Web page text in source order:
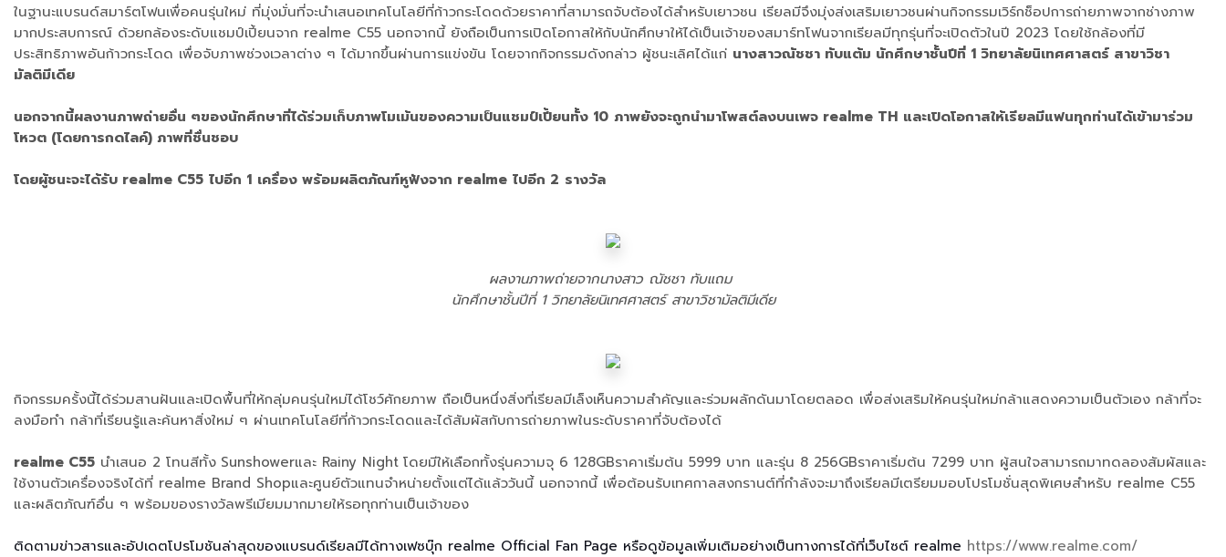
ในฐานะแบรนด์สมาร์ตโฟนเพื่อคนรุ่นใหม่ ที่มุ่งมั่นที่จะนำเสนอเทคโนโลยีที่ก้าวกระโดดด้วยราคาที่สามารถจับต้องได้สำหรับเยาวชน เรียลมีจึงมุ่งส่งเสริมเยาวชนผ่านกิจกรรมเวิร์กช็อปการถ่ายภาพจากช่างภาพ
มากประสบการณ์ ด้วยกล้องระดับแชมป์เปี้ยนจาก realme C55 นอกจากนี้ ยังถือเป็นการเปิดโอกาสให้กับนักศึกษาให้ได้เป็นเจ้าของสมาร์ทโฟนจากเรียลมีทุกรุ่นที่จะเปิดตัวในปี 2023 โดยใช้กล้องที่มี
ประสิทธิภาพอันก้าวกระโดด เพื่อจับภาพช่วงเวลาต่าง ๆ ได้มากขึ้นผ่านการแข่งขัน โดยจากกิจกรรมดังกล่าว ผู้ชนะเลิศได้แก่ นางสาวณัชชา ทับแต้ม นักศึกษาชั้นปีที่ 1 วิทยาลัยนิเทศศาสตร์ สาขาวิชา
มัลติมีเดีย
นอกจากนี้ผลงานภาพถ่ายอื่น ๆของนักศึกษาที่ได้ร่วมเก็บภาพโมเม้นของความเป็นแชมป์เปี้ยนทั้ง 10 ภาพยังจะถูกนำมาโพสต์ลงบนเพจ realme TH และเปิดโอกาสให้เรียลมีแฟนทุกท่านได้เข้ามาร่วม
โหวต (โดยการกดไลค์) ภาพที่ชื่นชอบ
โดยผู้ชนะจะได้รับ realme C55 ไปอีก 1 เครื่อง พร้อมผลิตภัณฑ์หูฟังจาก realme ไปอีก 2 รางวัล
ผลงานภาพถ่ายจากนางสาว ณัชชา ทับแถม
นักศึกษาชั้นปีที่ 1 วิทยาลัยนิเทศศาสตร์ สาขาวิชามัลติมีเดีย
กิจกรรมครั้งนี้ได้ร่วมสานฝันและเปิดพื้นที่ให้กลุ่มคนรุ่นใหม่ได้โชว์ศักยภาพ ถือเป็นหนึ่งสิ่งที่เรียลมีเล็งเห็นความสำคัญและร่วมผลักดันมาโดยตลอด เพื่อส่งเสริมให้คนรุ่นใหม่กล้าแสดงความเป็นตัวเอง กล้าที่จะ
ลงมือทำ กล้าที่เรียนรู้และค้นหาสิ่งใหม่ ๆ ผ่านเทคโนโลยีที่ก้าวกระโดดและได้สัมผัสกับการถ่ายภาพในระดับราคาที่จับต้องได้
realme C55 นำเสนอ 2 โทนสีทั้ง Sunshowerและ Rainy Night โดยมีให้เลือกทั้งรุ่นความจุ 6 128GBราคาเริ่มต้น 5999 บาท และรุ่น 8 256GBราคาเริ่มต้น 7299 บาท ผู้สนใจสามารถมาทดลองสัมผัสและ
ใช้งานตัวเครื่องจริงได้ที่ realme Brand Shopและศูนย์ตัวแทนจำหน่ายตั้งแต่ได้แล้ววันนี้ นอกจากนี้ เพื่อต้อนรับเทศกาลสงกรานต์ที่กำลังจะมาถึงเรียลมีเตรียมมอบโปรโมชั่นสุดพิเศษสำหรับ realme C55
และผลิตภัณฑ์อื่น ๆ พร้อมของรางวัลพรีเมียมมากมายให้รอทุกท่านเป็นเจ้าของ
ติดตามข่าวสารและอัปเดตโปรโมชันล่าสุดของแบรนด์เรียลมีได้ทางเฟซบุ๊ก realme Official Fan Page หรือดูข้อมูลเพิ่มเติมอย่างเป็นทางการได้ที่เว็บไซต์ realme https://www.realme.com/